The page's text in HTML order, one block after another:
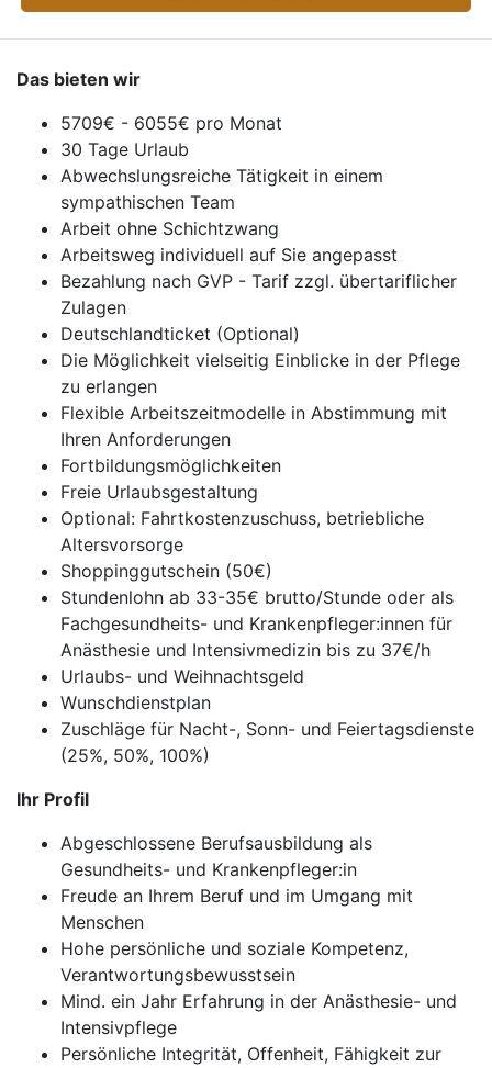
Das bieten wir
5709€ - 6055€ pro Monat
30 Tage Urlaub
Abwechslungsreiche Tätigkeit in einem
sympathischen Team
Arbeit ohne Schichtzwang
Arbeitsweg individuell auf Sie angepasst
Bezahlung nach GVP - Tarif zzgl. übertariflicher
Zulagen
Deutschlandticket (Optional)
Die Möglichkeit vielseitig Einblicke in der Pflege
zu erlangen
Flexible Arbeitszeitmodelle in Abstimmung mit
Ihren Anforderungen
Fortbildungsmöglichkeiten
Freie Urlaubsgestaltung
Optional: Fahrtkostenzuschuss, betriebliche
Altersvorsorge
Shoppinggutschein (50€)
Stundenlohn ab 33-35€ brutto/Stunde oder als
Fachgesundheits- und Krankenpfleger:innen für
Anästhesie und Intensivmedizin bis zu 37€/h
Urlaubs- und Weihnachtsgeld
Wunschdienstplan
Zuschläge für Nacht-, Sonn- und Feiertagsdienste
(25%, 50%, 100%)
Ihr Profil
Abgeschlossene Berufsausbildung als
Gesundheits- und Krankenpfleger:in
Freude an Ihrem Beruf und im Umgang mit
Menschen
Hohe persönliche und soziale Kompetenz,
Verantwortungsbewusstsein
Mind. ein Jahr Erfahrung in der Anästhesie- und
Intensivpflege
Persönliche Integrität, Offenheit, Fähigkeit zur